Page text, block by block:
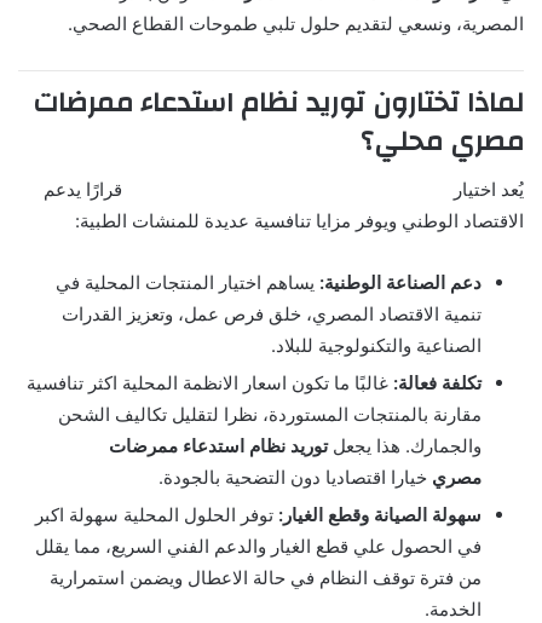
المصرية، ونسعي لتقديم حلول تلبي طموحات القطاع الصحي.
لماذا تختارون توريد نظام استدعاء ممرضات
مصري محلي؟
يُعد اختيار
قرارًا يدعم
الاقتصاد الوطني ويوفر مزايا تنافسية عديدة للمنشات الطبية:
دعم الصناعة الوطنية: يساهم اختيار المنتجات المحلية في
تنمية الاقتصاد المصري، خلق فرص عمل، وتعزيز القدرات
الصناعية والتكنولوجية للبلاد.
تكلفة فعالة: غالبًا ما تكون اسعار الانظمة المحلية اكثر تنافسية
مقارنة بالمنتجات المستوردة، نظرا لتقليل تكاليف الشحن
والجمارك. هذا يجعلتوريد نظام استدعاء ممرضات
مصري خيارا اقتصاديا دون التضحية بالجودة.
سهولة الصيانة وقطع الغيار: توفر الحلول المحلية سهولة اكبر
في الحصول علي قطع الغيار والدعم الفني السريع، مما يقلل
من فترة توقف النظام في حالة الاعطال ويضمن استمرارية
الخدمة.